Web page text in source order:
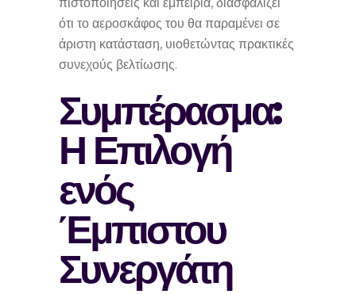
ότι το αεροσκάφος του θα παραμένει σε
άριστη κατάσταση, υιοθετώντας πρακτικές
συνεχούς βελτίωσης.
Συμπέρασμα:
Η Επιλογή
ενός
Έμπιστου
Συνεργάτη